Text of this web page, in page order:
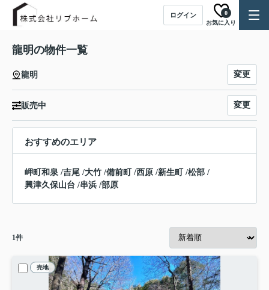
ログイン
お気に入り
0
龍明の物件一覧
龍明 変更
販売中 変更
おすすめのエリア
岬町和泉 /吉尾 /大竹 /備前町 /西原 /新生町 /松部 /
興津久保山台 /串浜 /部原
1件
売地